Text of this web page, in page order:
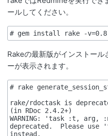
ールしてください。
# gem install rake -
Rakeの最新版がインストー
ーが表示されます。
# rake
rake/rdoctask is
(in RDoc 2.4.2+)
WARNING: 'task :t, arg,
deprecated.  Please
instead.